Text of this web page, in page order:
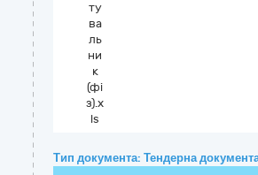
ту
ва
ль
ни
к
(фі
з).x
ls
Тип документа: Тендерна